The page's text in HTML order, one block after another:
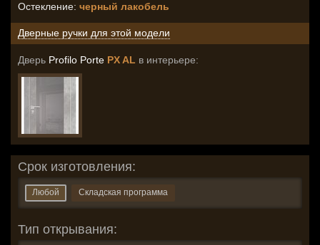
Остекление: черный лакобель
Дверные ручки для этой модели
Дверь Profilo Porte PX AL в интерьере:
Срок изготовления:
Любой Складская программа
Тип открывания: